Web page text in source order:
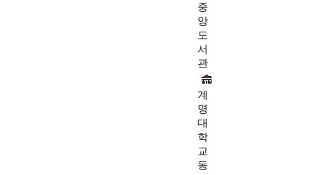
중
앙
도
서
관
계
명
대
학
교
동